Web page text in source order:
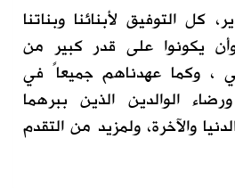
كل التوفيق لأبنائنا وبناتنا
وأن يكونوا على قدر كبير من
، وكما عهدناهم جميعاً في
الوالدين الذين ببرهما
والآخرة، ولمزيد من التقدم